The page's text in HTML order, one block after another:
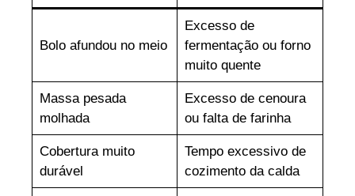
Bolo afundou no meio
Excesso de
fermentação ou forno
muito quente
Massa pesada
molhada
Excesso de cenoura
ou falta de farinha
Cobertura muito
durável
Tempo excessivo de
cozimento da calda